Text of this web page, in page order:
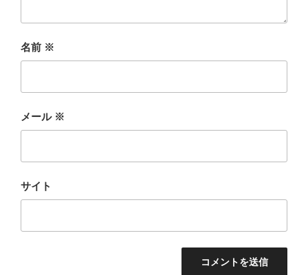
名前 ※
メール ※
サイト